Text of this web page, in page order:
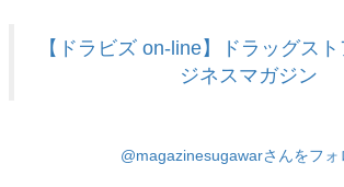
【ドラビズ on-line】ドラッグス
ジネスマガジン
@magazinesugawarさんをフォ